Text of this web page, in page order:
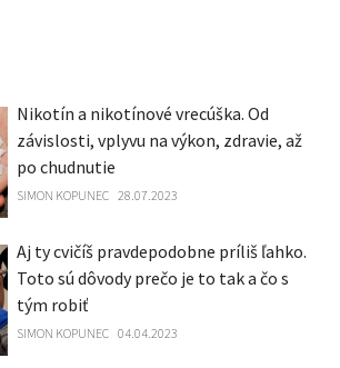
Nikotín a nikotínové vrecúška. Od
závislosti, vplyvu na výkon, zdravie, až
po chudnutie
SIMON KOPUNEC 28.07.2023
Aj ty cvičíš pravdepodobne príliš ľahko.
Toto sú dôvody prečo je to tak a čo s
tým robiť
SIMON KOPUNEC 04.04.2023